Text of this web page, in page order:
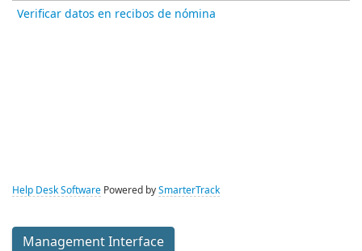
Verificar datos en recibos de nómina
Help Desk Software Powered by SmarterTrack
Management Interface